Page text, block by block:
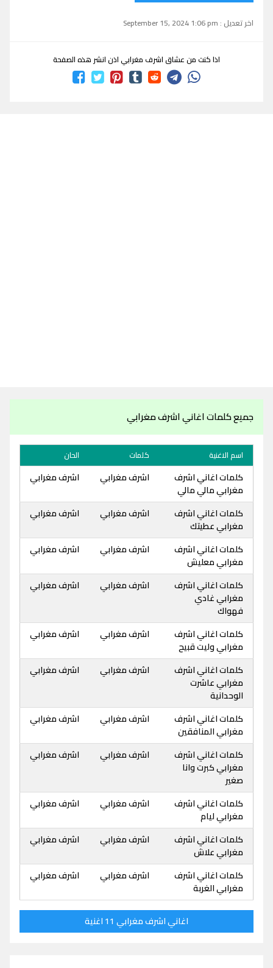
اخر تعديل : September 15, 2024 1:06 pm
اذا كنت من عشاق اشرف مغرابي اذن انشر هذه الصفحة
جميع كلمات اغاني اشرف مغرابي
اسم الاغنية كلمات الحان
كلمات اغاني اشرف
مغرابي مالي مالي
اشرف مغرابي اشرف مغرابي
كلمات اغاني اشرف
مغرابي عطيتك
اشرف مغرابي اشرف مغرابي
كلمات اغاني اشرف
مغرابي معليش
اشرف مغرابي اشرف مغرابي
كلمات اغاني اشرف
مغرابي غادي
فهواك
اشرف مغرابي اشرف مغرابي
كلمات اغاني اشرف
مغرابي وليت قبيح
اشرف مغرابي اشرف مغرابي
كلمات اغاني اشرف
مغرابي عاشرت
الوحدانية
اشرف مغرابي اشرف مغرابي
كلمات اغاني اشرف
مغرابي المنافقين
اشرف مغرابي اشرف مغرابي
كلمات اغاني اشرف
مغرابي كبرت وانا
صغير
اشرف مغرابي اشرف مغرابي
كلمات اغاني اشرف
مغرابي ليام
اشرف مغرابي اشرف مغرابي
كلمات اغاني اشرف
مغرابي علاش
اشرف مغرابي اشرف مغرابي
كلمات اغاني اشرف
مغرابي الغربة
اشرف مغرابي اشرف مغرابي
اغاني اشرف مغرابي 11 اغنية